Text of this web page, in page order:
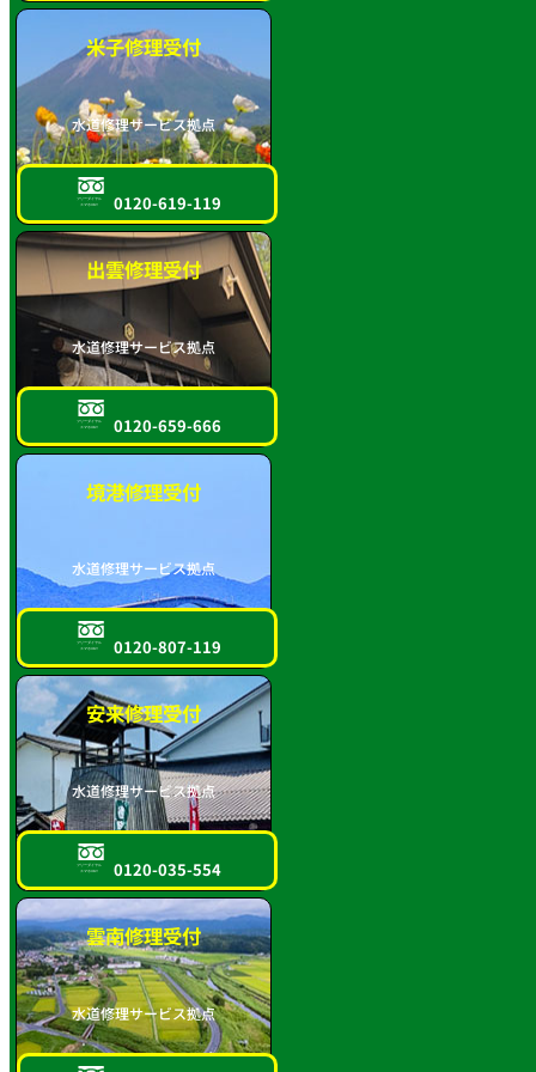
米子修理受付
水道修理サービス拠点
フリーダイヤル
スマホOK!! 0120-619-119
出雲修理受付
水道修理サービス拠点
フリーダイヤル
スマホOK!! 0120-659-666
境港修理受付
水道修理サービス拠点
フリーダイヤル
スマホOK!! 0120-807-119
安来修理受付
水道修理サービス拠点
フリーダイヤル
スマホOK!! 0120-035-554
雲南修理受付
水道修理サービス拠点